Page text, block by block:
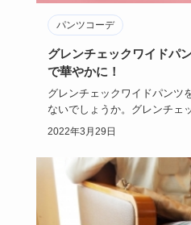
パンツコーデ
グレンチェックワイドパ
で華やかに！
グレンチェックワイドパンツ
ないでしょうか。グレンチェ
ボトムなのでコ…
2022年3月29日